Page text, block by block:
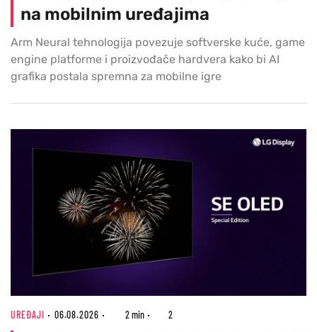
na mobilnim uređajima
Arm Neural tehnologija povezuje softverske kuće, game
engine platforme i proizvođače hardvera kako bi AI
grafika postala spremna za mobilne igre
UREĐAJI 06.08.2026 2 min 2